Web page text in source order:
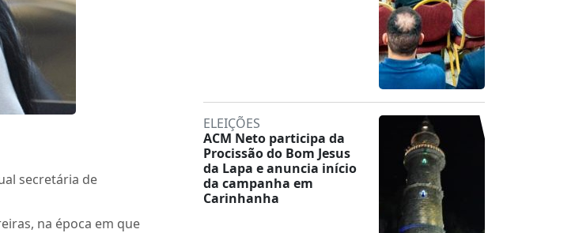
secretária de
na época em que
ELEIÇÕES
ACM Neto participa da
Procissão do Bom Jesus
da Lapa e anuncia início
da campanha em
Carinhanha